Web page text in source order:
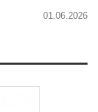
01.06.2026